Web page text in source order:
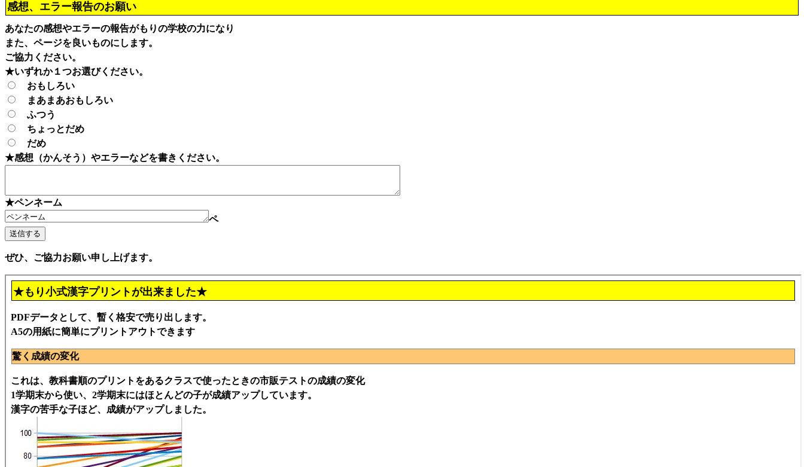
感想、エラー報告のお願い
あなたの感想やエラーの報告がもりの学校の力になり
また、ページを良いものにします。
ご協力ください。
★いずれか１つお選びください。
おもしろい
まあまあおもしろい
ふつう
ちょっとだめ
だめ
★感想（かんそう）やエラーなどを書きください。
★ペンネーム
ペ
ぜひ、ご協力お願い申し上げます。